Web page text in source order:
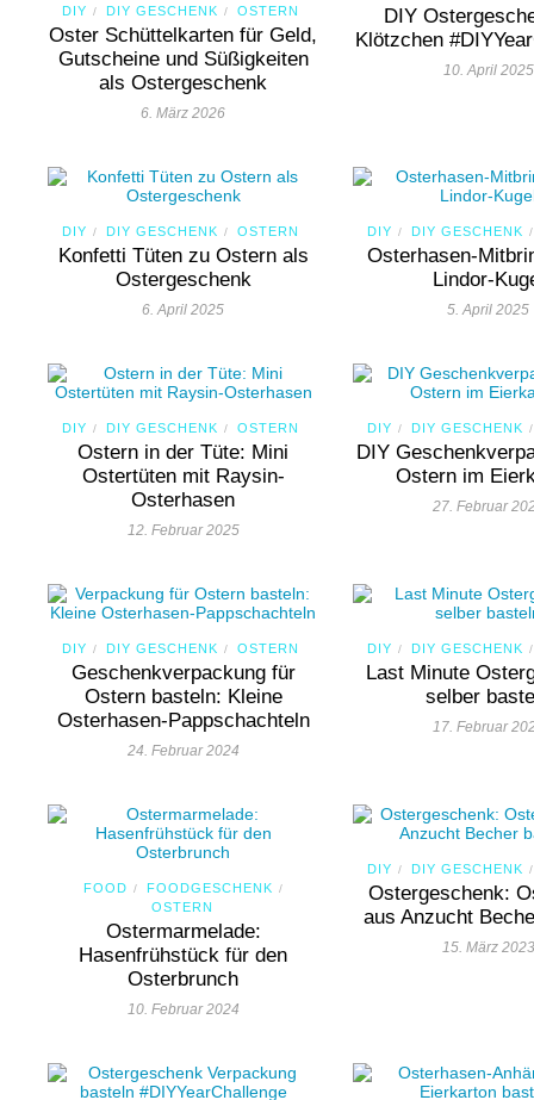
DIY / DIY GESCHENK / OSTERN
Oster Schüttelkarten für Geld,
Gutscheine und Süßigkeiten
als Ostergeschenk
6. März 2026
DIY
Klötzchen
10. April 2025
DIY / DIY GESCHENK / OSTERN
Konfetti Tüten zu Ostern als
Ostergeschenk
6. April 2025
DIY / DIY GESCHENK /
Osterhasen-
Lindor-
5. April 2025
DIY / DIY GESCHENK / OSTERN
Ostern in der Tüte: Mini
Ostertüten mit Raysin-
Osterhasen
12. Februar 2025
DIY / DIY GESCHENK /
DIY
Ostern im
27. Februar
DIY / DIY GESCHENK / OSTERN
Geschenkverpackung für
Ostern basteln: Kleine
Osterhasen-Pappschachteln
24. Februar 2024
DIY / DIY GESCHENK /
Last Minute
selber
17. Februar
FOOD / FOODGESCHENK /
OSTERN
Ostermarmelade:
Hasenfrühstück für den
Osterbrunch
10. Februar 2024
DIY / DIY GESCHENK /
Ostergeschenk:
aus Anzucht
15. März 2023